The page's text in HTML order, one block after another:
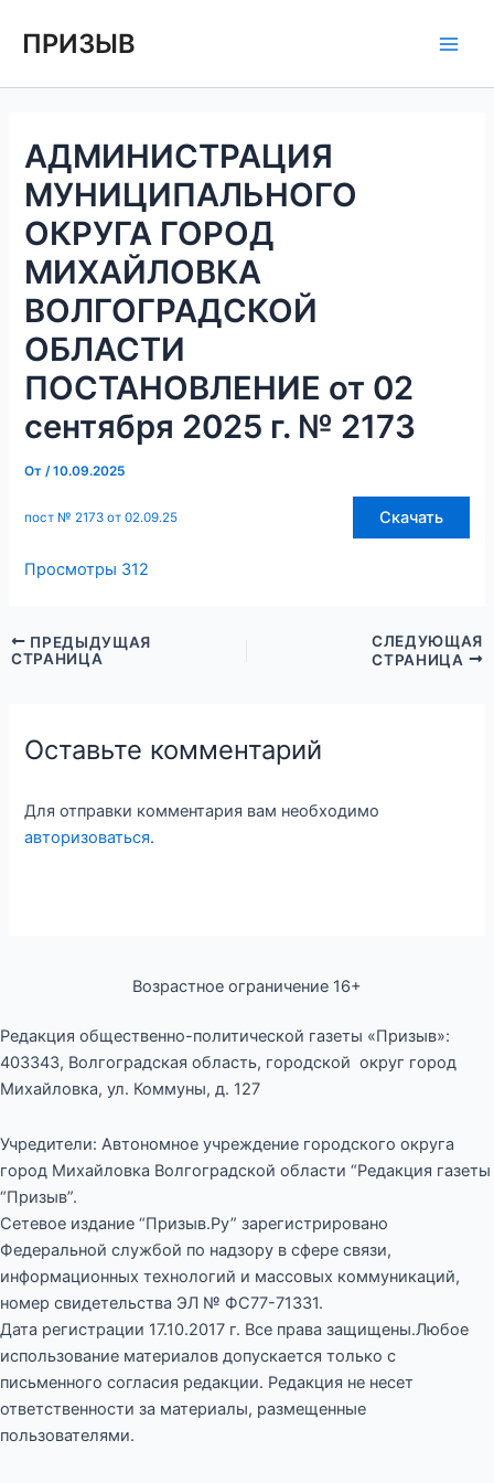
ПРИЗЫВ
АДМИНИСТРАЦИЯ
МУНИЦИПАЛЬНОГО
ОКРУГА ГОРОД
МИХАЙЛОВКА
ВОЛГОГРАДСКОЙ
ОБЛАСТИ
ПОСТАНОВЛЕНИЕ от 02
сентября 2025 г. № 2173
От /10.09.2025
пост № 2173 от 02.09.25 Скачать
Просмотры 312
по
ПРЕДЫДУЩАЯ
СТРАНИЦА
СЛЕДУЮЩАЯ
СТРАНИЦА
Оставьте комментарий
Для отправки комментария вам необходимо
авторизоваться.
Возрастное ограничение 16+
Редакция общественно-политической газеты «Призыв»:
403343, Волгоградская область, городской округ город
Михайловка, ул. Коммуны, д. 127
Учредители: Автономное учреждение городского округа
город Михайловка Волгоградской области “Редакция газеты
“Призыв”.
Сетевое издание “Призыв.Ру” зарегистрировано
Федеральной службой по надзору в сфере связи,
информационных технологий и массовых коммуникаций,
номер свидетельства ЭЛ № ФС77-71331.
Дата регистрации 17.10.2017 г. Все права защищены.Любое
использование материалов допускается только с
письменного согласия редакции. Редакция не несет
ответственности за материалы, размещенные
пользователями.